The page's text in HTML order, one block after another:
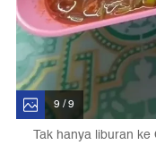
9 / 9
Tak hanya liburan